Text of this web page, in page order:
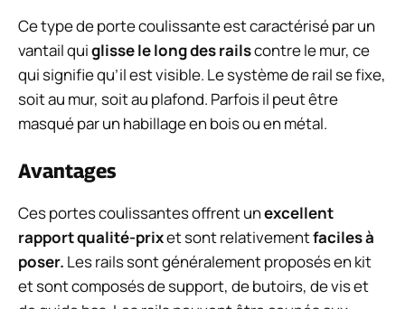
Ce type de porte coulissante est caractérisé par un
vantail quiglisse le long des railscontre le mur, ce
qui signifie qu’il est visible. Le système de rail se fixe,
soit au mur, soit au plafond. Parfois il peut être
masqué par un habillage en bois ou en métal.
Avantages
Ces portes coulissantes offrent unexcellent
rapport qualité-prixet sont relativementfaciles à
poser. Les rails sont généralement proposés en kit
et sont composés de support, de butoirs, de vis et